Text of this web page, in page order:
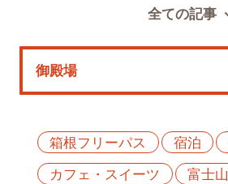
全ての記事
特集
箱根フリーパス
宿泊
カフェ・スイーツ
富士山